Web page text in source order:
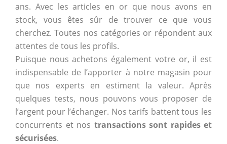
ans. Avec les articles en or que nous avons en
stock, vous êtes sûr de trouver ce que vous
cherchez. Toutes nos catégories or répondent aux
attentes de tous les profils.
Puisque nous achetons également votre or, il est
indispensable de l’apporter à notre magasin pour
que nos experts en estiment la valeur. Après
quelques tests, nous pouvons vous proposer de
l’argent pour l’échanger. Nos tarifs battent tous les
concurrents et nos transactions sont rapides et
sécurisées.